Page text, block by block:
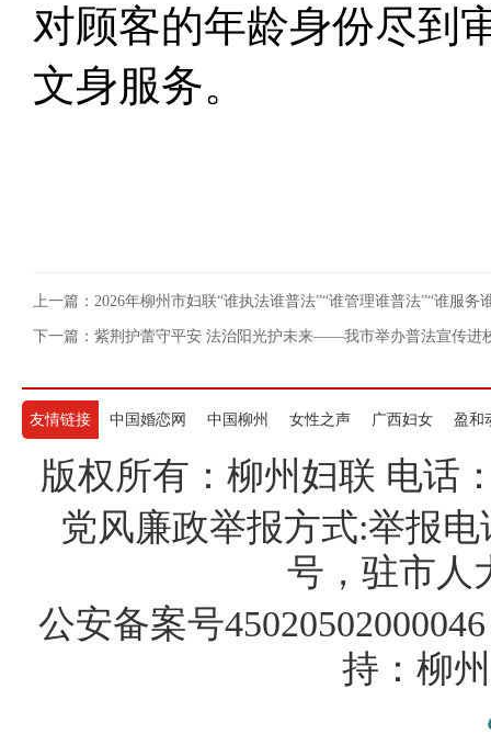
对顾客的年龄身份尽到
文身服务。
上一篇：2026年柳州市妇联“谁执法谁普法”“谁管理谁普法”“谁服务
下一篇：紫荆护蕾守平安 法治阳光护未来——我市举办普法宣传进
友情链接 中国婚恋网 中国柳州 女性之声 广西妇女 盈和
版权所有：柳州妇联 电话
党风廉政举报方式:举报
号，驻市人
公安备案号
持：柳